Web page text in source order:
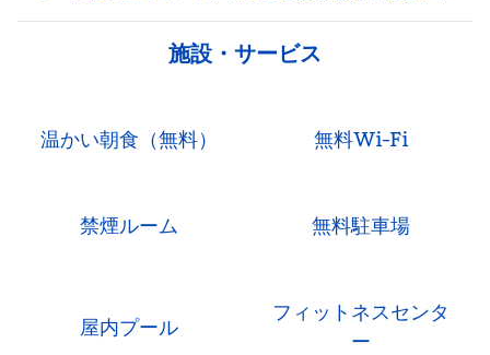
施設・サービス
温かい朝食（無料） 無料Wi-Fi
禁煙ルーム 無料駐車場
屋内プール
フィットネスセンタ
ー